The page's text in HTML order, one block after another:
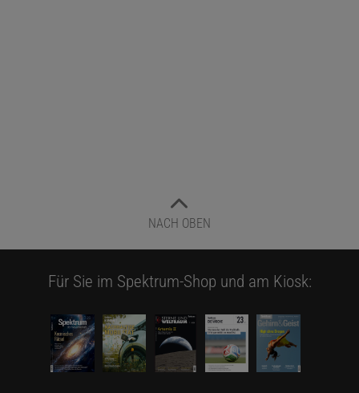
NACH OBEN
Für Sie im Spektrum-Shop und am Kiosk: